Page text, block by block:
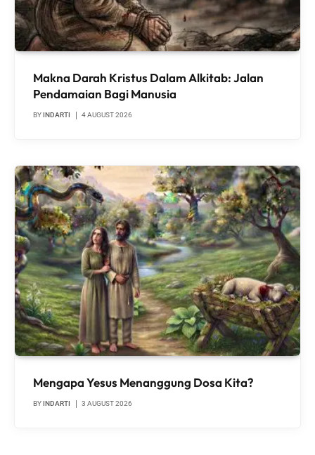
Makna Darah Kristus Dalam Alkitab: Jalan
Pendamaian Bagi Manusia
BY INDARTI 4 AUGUST 2026
Mengapa Yesus Menanggung Dosa Kita?
BYINDARTI 3 AUGUST 2026